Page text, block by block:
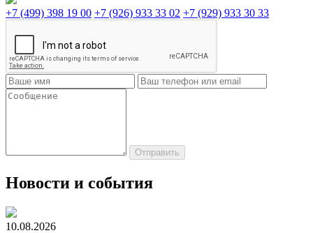
+7 (499) 398 19 00 +7 (926) 933 33 02 +7 (929) 933 30 33
Новости и события
10.08.2026